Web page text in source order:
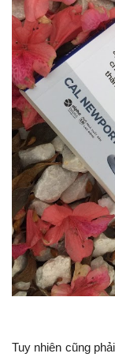
Tuy nhiên cũng